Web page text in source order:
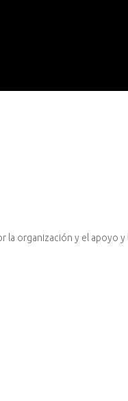
la organización y el apoyo